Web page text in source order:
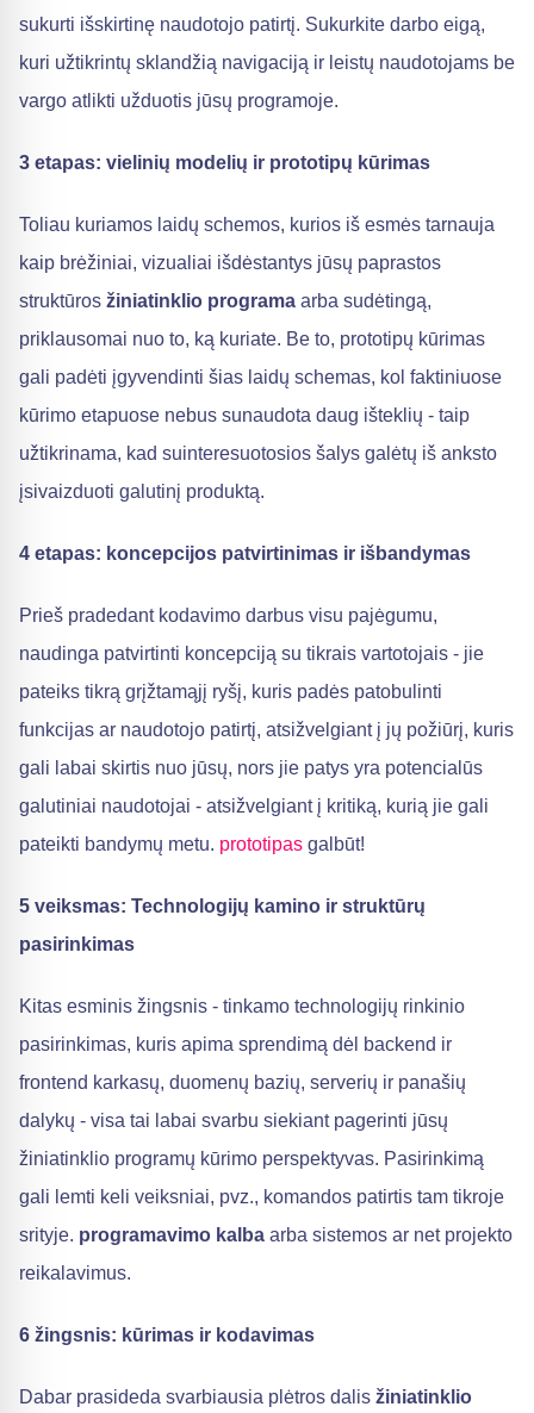
sukurti išskirtinę naudotojo patirtį. Sukurkite darbo eigą,
kuri užtikrintų sklandžią navigaciją ir leistų naudotojams be
vargo atlikti užduotis jūsų programoje.
3 etapas: vielinių modelių ir prototipų kūrimas
Toliau kuriamos laidų schemos, kurios iš esmės tarnauja
kaip brėžiniai, vizualiai išdėstantys jūsų paprastos
struktūros žiniatinklio programa arba sudėtingą,
priklausomai nuo to, ką kuriate. Be to, prototipų kūrimas
gali padėti įgyvendinti šias laidų schemas, kol faktiniuose
kūrimo etapuose nebus sunaudota daug išteklių - taip
užtikrinama, kad suinteresuotosios šalys galėtų iš anksto
įsivaizduoti galutinį produktą.
4 etapas: koncepcijos patvirtinimas ir išbandymas
Prieš pradedant kodavimo darbus visu pajėgumu,
naudinga patvirtinti koncepciją su tikrais vartotojais - jie
pateiks tikrą grįžtamąjį ryšį, kuris padės patobulinti
funkcijas ar naudotojo patirtį, atsižvelgiant į jų požiūrį, kuris
gali labai skirtis nuo jūsų, nors jie patys yra potencialūs
galutiniai naudotojai - atsižvelgiant į kritiką, kurią jie gali
pateikti bandymų metu. prototipas galbūt!
5 veiksmas: Technologijų kamino ir struktūrų
pasirinkimas
Kitas esminis žingsnis - tinkamo technologijų rinkinio
pasirinkimas, kuris apima sprendimą dėl backend ir
frontend karkasų, duomenų bazių, serverių ir panašių
dalykų - visa tai labai svarbu siekiant pagerinti jūsų
žiniatinklio programų kūrimo perspektyvas. Pasirinkimą
gali lemti keli veiksniai, pvz., komandos patirtis tam tikroje
srityje. programavimo kalba arba sistemos ar net projekto
reikalavimus.
6 žingsnis: kūrimas ir kodavimas
Dabar prasideda svarbiausia plėtros dalis žiniatinklio